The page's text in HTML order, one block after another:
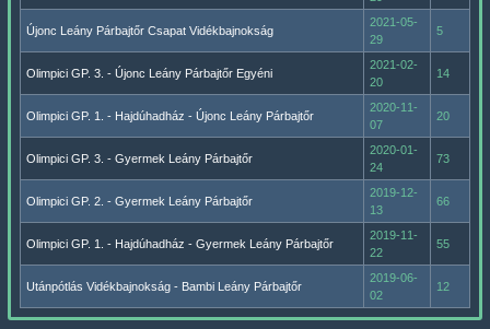
Újonc Leány Párbajtőr Csapat Vidékbajnokság
2021-05-
29
5
Olimpici GP. 3. - Újonc Leány Párbajtőr Egyéni
2021-02-
20
14
Olimpici GP. 1. - Hajdúhadház - Újonc Leány Párbajtőr
2020-11-
07
20
Olimpici GP. 3. - Gyermek Leány Párbajtőr
2020-01-
24
73
Olimpici GP. 2. - Gyermek Leány Párbajtőr
2019-12-
13
66
Olimpici GP. 1. - Hajdúhadház - Gyermek Leány Párbajtőr
2019-11-
22
55
Utánpótlás Vidékbajnokság - Bambi Leány Párbajtőr
2019-06-
02
12